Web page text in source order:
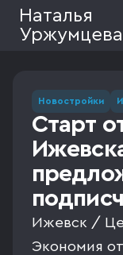
Наталья
Уржумцева
Новостройки
Старт
Ижевск /
Экономия